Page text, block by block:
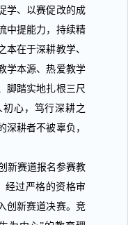
学、以赛促改的成
中提能力，持续精
本在于深耕教学、
学本源、热爱教学
脚踏实地扎根三尺
心，笃行深耕之
耕者不被辜负，
新赛道报名参赛教
经过严格的资格审
创新赛道决赛。竞